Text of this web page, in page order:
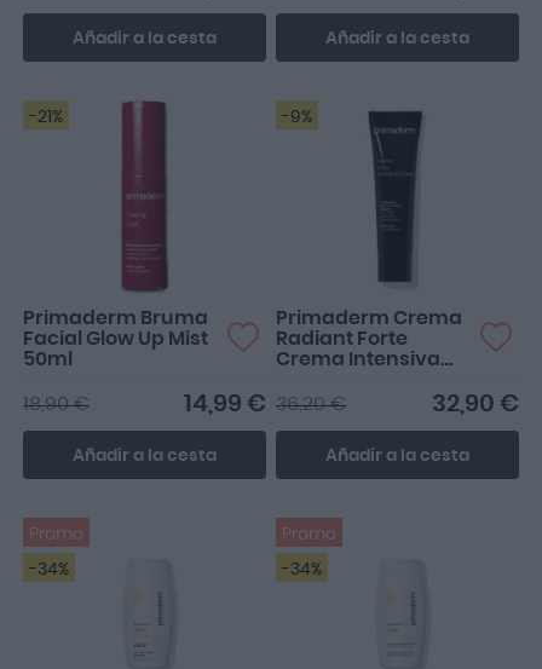
Añadir a la cesta Añadir a la cesta
-21%
Primaderm Bruma
Facial Glow Up Mist
50ml
14,99 €
18,90 €
Añadir a la cesta
-9%
Primaderm Crema
Radiant Forte
Crema Intensiva
32,90 €
36,20 €
Añadir a la cesta
Promo
-34%
Deja un color natural y sin
brillos
Promo
-34%